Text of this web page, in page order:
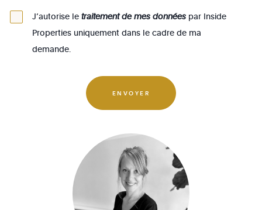
1170 - Watermael-Boitsfort
1180 - Uccle
1200 - Woluwé-St-Lambert
1210 - St-Josse-ten-Noode
J’autorise letraitement de mes données par Inside
Properties uniquement dans le cadre de ma
demande.
ENVOYER